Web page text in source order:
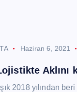
Haziran 6, 2021
Aklını
2018 yılından